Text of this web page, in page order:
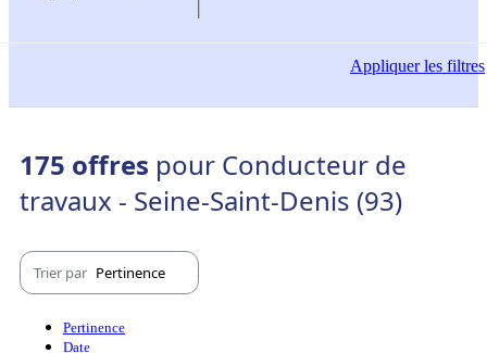
Appliquerles filtres
175 offres pour Conducteur de
travaux - Seine-Saint-Denis (93)
Trier par Pertinence
Pertinence
Date